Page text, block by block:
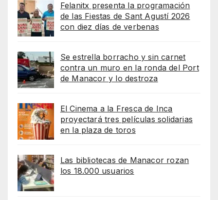
Felanitx presenta la programación
de las Fiestas de Sant Agustí 2026
con diez días de verbenas
Se estrella borracho y sin carnet
contra un muro en la ronda del Port
de Manacor y lo destroza
El Cinema a la Fresca de Inca
proyectará tres películas solidarias
en la plaza de toros
Las bibliotecas de Manacor rozan
los 18.000 usuarios